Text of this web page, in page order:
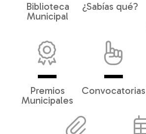
Biblioteca
Municipal
¿Sabías qué?
Premios
Municipales
Convocatorias